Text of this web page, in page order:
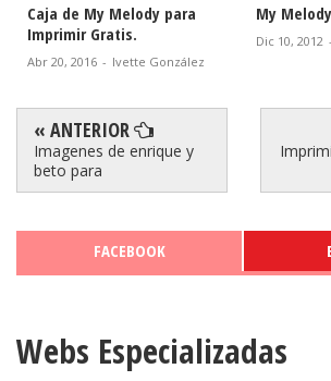
Caja de My Melody para
Imprimir Gratis.
Abr 20, 2016 - Ivette González
My
Dic 10, 2012 -
« ANTERIOR
Imagenes de enrique y
beto para
FACEBOOK
Webs Especializadas